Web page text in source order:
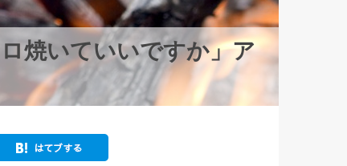
焼いていいですか」ア